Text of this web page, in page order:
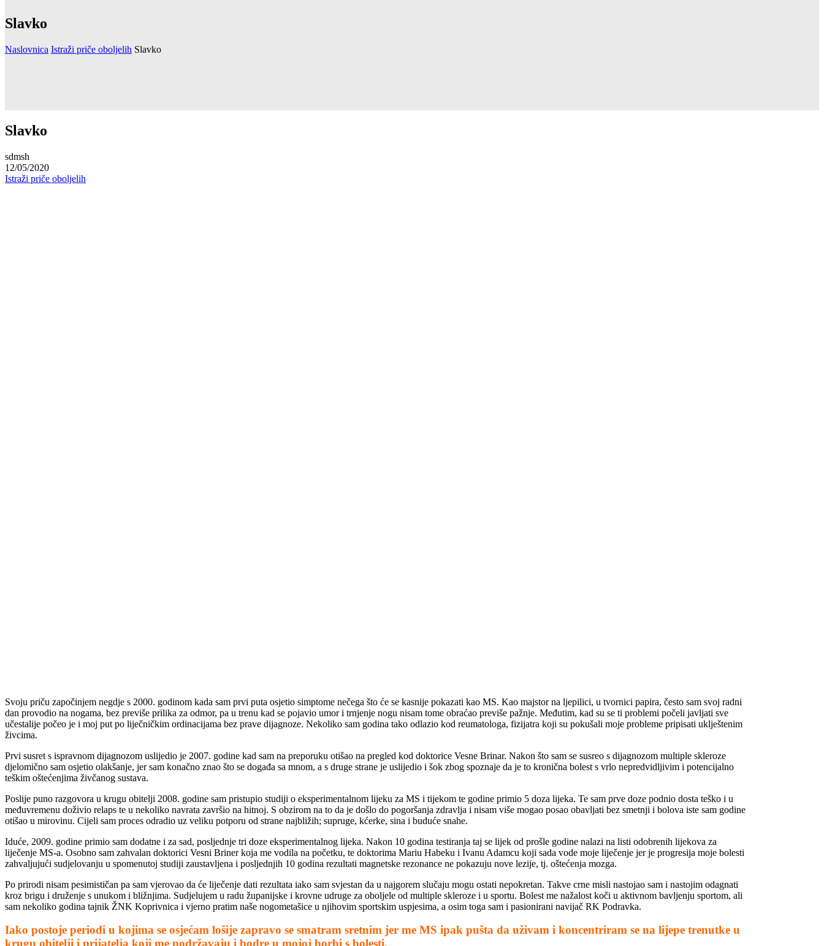
Slavko
Naslovnica Istraži priče oboljelih Slavko
Slavko
sdmsh
12/05/2020
Istraži priče oboljelih
Svoju priču započinjem negdje s 2000. godinom kada sam prvi puta osjetio simptome nečega što će se kasnije pokazati kao MS. Kao majstor na ljepilici, u tvornici papira, često sam svoj radni
dan provodio na nogama, bez previše prilika za odmor, pa u trenu kad se pojavio umor i trnjenje nogu nisam tome obraćao previše pažnje. Međutim, kad su se ti problemi počeli javljati sve
učestalije počeo je i moj put po liječničkim ordinacijama bez prave dijagnoze. Nekoliko sam godina tako odlazio kod reumatologa, fizijatra koji su pokušali moje probleme pripisati uklještenim
živcima.
Prvi susret s ispravnom dijagnozom uslijedio je 2007. godine kad sam na preporuku otišao na pregled kod doktorice Vesne Brinar. Nakon što sam se susreo s dijagnozom multiple skleroze
djelomično sam osjetio olakšanje, jer sam konačno znao što se događa sa mnom, a s druge strane je uslijedio i šok zbog spoznaje da je to kronična bolest s vrlo nepredvidljivim i potencijalno
teškim oštećenjima živčanog sustava.
Poslije puno razgovora u krugu obitelji 2008. godine sam pristupio studiji o eksperimentalnom lijeku za MS i tijekom te godine primio 5 doza lijeka. Te sam prve doze podnio dosta teško i u
međuvremenu doživio relaps te u nekoliko navrata završio na hitnoj. S obzirom na to da je došlo do pogoršanja zdravlja i nisam više mogao posao obavljati bez smetnji i bolova iste sam godine
otišao u mirovinu. Cijeli sam proces odradio uz veliku potporu od strane najbližih; supruge, kćerke, sina i buduće snahe.
Iduće, 2009. godine primio sam dodatne i za sad, posljednje tri doze eksperimentalnog lijeka. Nakon 10 godina testiranja taj se lijek od prošle godine nalazi na listi odobrenih lijekova za
liječenje MS-a. Osobno sam zahvalan doktorici Vesni Briner koja me vodila na početku, te doktorima Mariu Habeku i Ivanu Adamcu koji sada vode moje liječenje jer je progresija moje bolesti
zahvaljujući sudjelovanju u spomenutoj studiji zaustavljena i posljednjih 10 godina rezultati magnetske rezonance ne pokazuju nove lezije, tj. oštećenja mozga.
Po prirodi nisam pesimističan pa sam vjerovao da će liječenje dati rezultata iako sam svjestan da u najgorem slučaju mogu ostati nepokretan. Takve crne misli nastojao sam i nastojim odagnati
kroz brigu i druženje s unukom i bližnjima. Sudjelujem u radu županijske i krovne udruge za oboljele od multiple skleroze i u sportu. Bolest me nažalost koči u aktivnom bavljenju sportom, ali
sam nekoliko godina tajnik ŽNK Koprivnica i vjerno pratim naše nogometašice u njihovim sportskim uspjesima, a osim toga sam i pasionirani navijač RK Podravka.
Iako postoje periodi u kojima se osjećam lošije zapravo se smatram sretnim jer me MS ipak pušta da uživam i koncentriram se na lijepe trenutke u